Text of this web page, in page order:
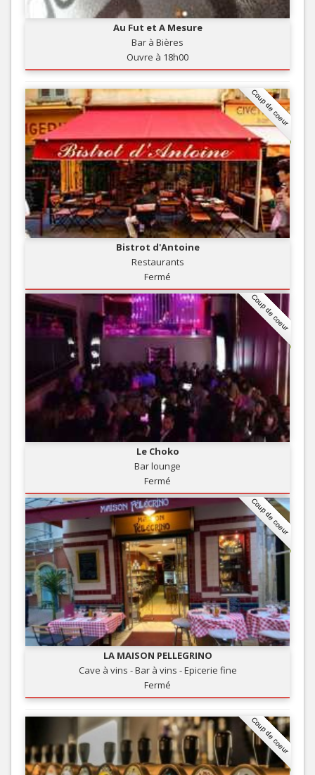
Au Fut et A Mesure
Bar à Bières
Ouvre à 18h00
Coup de coeur
Bistrot d'Antoine
Restaurants
Fermé
Coup de coeur
Le Choko
Bar lounge
Fermé
Coup de coeur
LA MAISON PELLEGRINO
Cave à vins - Bar à vins - Epicerie fine
Fermé
Coup de coeur